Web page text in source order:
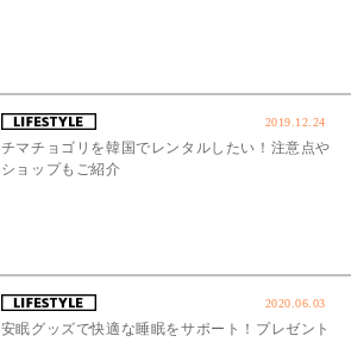
2019.12.24
チマチョゴリを韓国でレンタルしたい！注意点や
ショップもご紹介
2020.06.03
安眠グッズで快適な睡眠をサポート！プレゼント